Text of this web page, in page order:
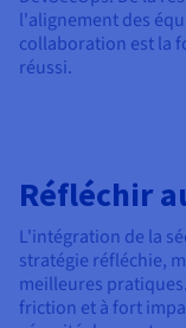
l'alignement des
collaboration est la
réussi.
Réfléchir
L'intégration de la
stratégie réfléchie,
meilleures
friction et à fort